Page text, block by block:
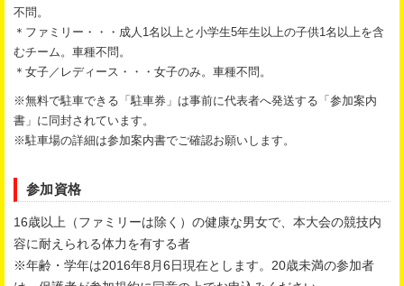
不問。
＊ファミリー・・・成人1名以上と小学生5年生以上の子供1名以上を含
むチーム。車種不問。
＊女子／レディース・・・女子のみ。車種不問。
※無料で駐車できる「駐車券」は事前に代表者へ発送する「参加案内
書」に同封されています。
※駐車場の詳細は参加案内書でご確認お願いします。
参加資格
16歳以上（ファミリーは除く）の健康な男女で、本大会の競技内
容に耐えられる体力を有する者
※年齢・学年は2016年8月6日現在とします。20歳未満の参加者